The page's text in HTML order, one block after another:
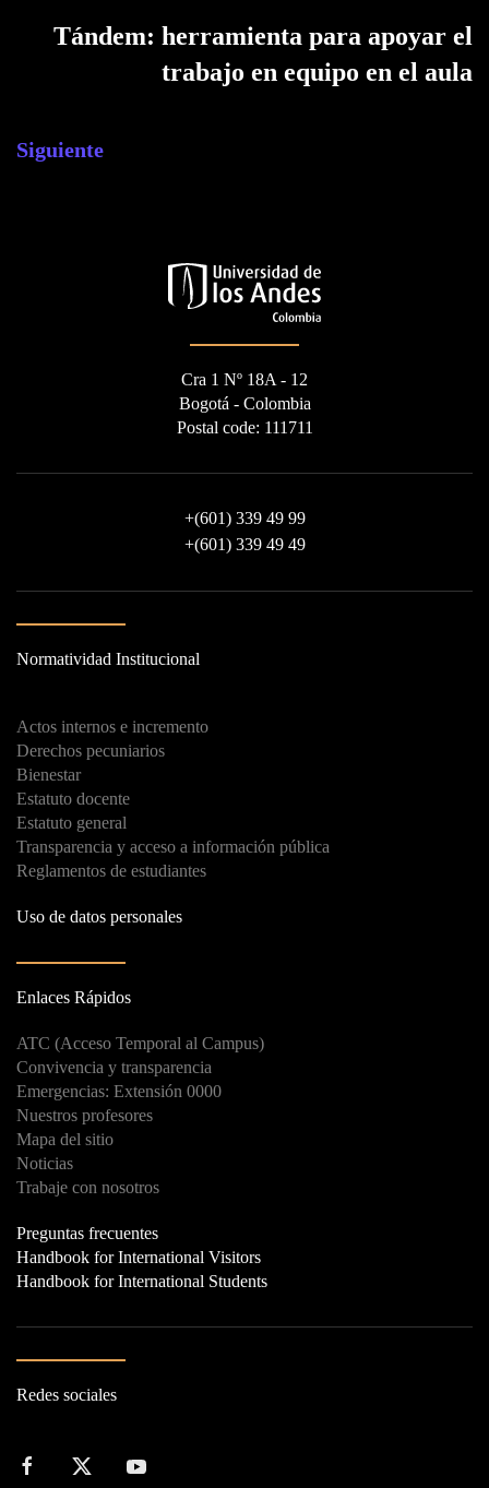
Tándem: herramienta para apoyar el
trabajo en equipo en el aula
Siguiente
Cra 1 Nº 18A - 12
Bogotá - Colombia
Postal code: 111711
+(601) 339 49 99
+(601) 339 49 49
Normatividad Institucional
Actos internos e incremento
Derechos pecuniarios
Bienestar
Estatuto docente
Estatuto general
Transparencia y acceso a información pública
Reglamentos de estudiantes
Uso de datos personales
Enlaces Rápidos
ATC (Acceso Temporal al Campus)
Convivencia y transparencia
Emergencias: Extensión 0000
Nuestros profesores
Mapa del sitio
Noticias
Trabaje con nosotros
Preguntas frecuentes
Handbook for International Visitors
Handbook for International Students
Redes sociales